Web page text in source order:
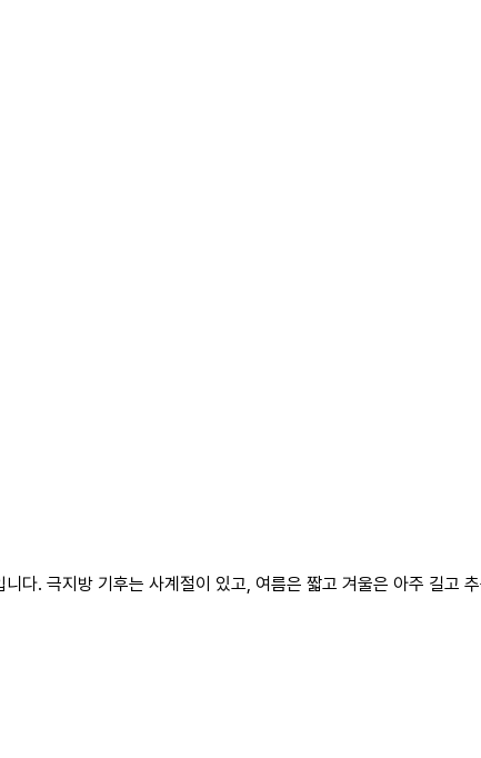
다. 극지방 기후는 사계절이 있고, 여름은 짧고 겨울은 아주 길고